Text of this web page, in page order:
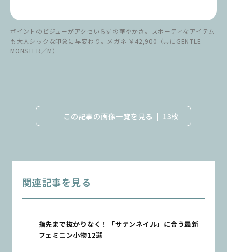
ポイントのビジューがアクセいらずの華やかさ。スポーティなアイテム
も大人シックな印象に早変わり。メガネ ￥42,900（共にGENTLE
MONSTER／M）
この記事の画像一覧を見る 13枚
関連記事を見る
指先まで抜かりなく！「サテンネイル」に合う最新
フェミニン小物12選